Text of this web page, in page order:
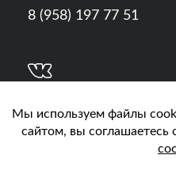
8 (958) 197 77 51
Кислород